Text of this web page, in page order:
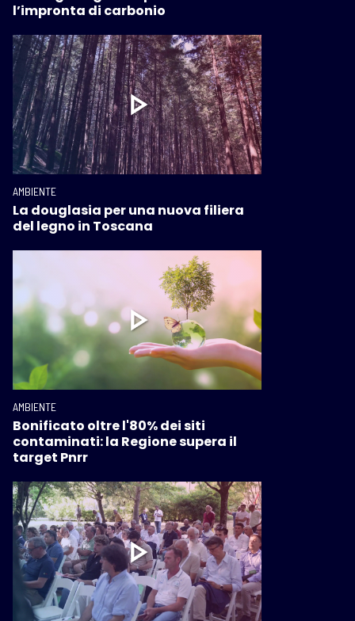
l’impronta di carbonio
AMBIENTE
La douglasia per una nuova filiera
del legno in Toscana
AMBIENTE
Bonificato oltre l'80% dei siti
contaminati: la Regione supera il
target Pnrr